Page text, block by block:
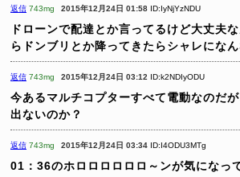
返信 743mg 2015年12月24日 01:58 ID:IyNjYzNDU
ドローンで配達とか言ってるけど大丈夫な
らドンブリとか降ってきたらシャレにな
返信 743mg 2015年12月24日 03:12 ID:k2NDIyODU
今あるマルチコプターすべて電動なのだ
出ないのか？
返信 743mg 2015年12月24日 03:34 ID:I4ODU3MTg
01：36のホロロロロロロ～ンが気になっ